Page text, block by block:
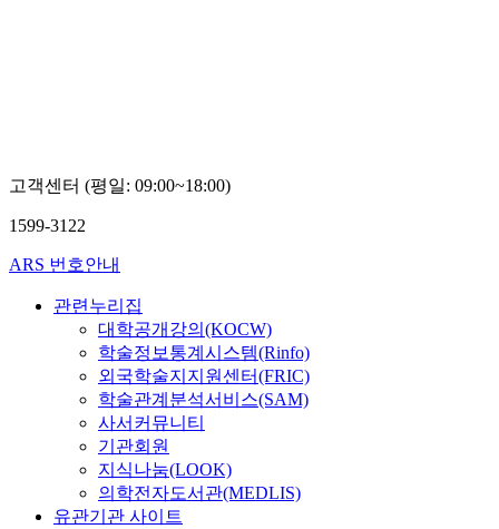
고객센터 (평일: 09:00~18:00)
1599-3122
ARS 번호안내
관련누리집
대학공개강의(KOCW)
학술정보통계시스템(Rinfo)
외국학술지지원센터(FRIC)
학술관계분석서비스(SAM)
사서커뮤니티
기관회원
지식나눔(LOOK)
의학전자도서관(MEDLIS)
유관기관 사이트